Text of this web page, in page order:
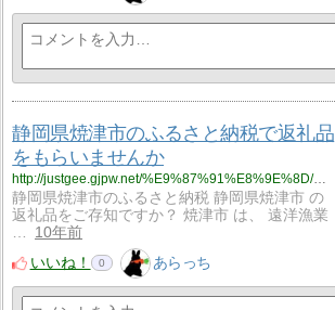
静岡県焼津市のふるさと納税で返礼品
をもらいませんか
http://justgee.gjpw.net/%E9%87%91%E8%9E%8D/%E9%9D%99%E5%B2%A1%E7%9C%8C%E7%84%BC%E6%B4%A5%E5%B8%82%E3%81%AE%E3%81%B5%E3%82%8B%E3%81%95%E3%81%A8%E7%B4%8D%E7%A8%8E%E3%81%A7%E8%BF%94%E7%A4%BC%E5%93%81%E3%82%92%E3%82%82%E3%82%89%E3%81%84%E3%81%BE%E3%81%9B%E3%82%93%E3%81%8B
静岡県焼津市のふるさと納税 静岡県焼津市 の
返礼品をご存知ですか？ 焼津市 は、 遠洋漁業
…
10年前
いいね！
0 あらっち